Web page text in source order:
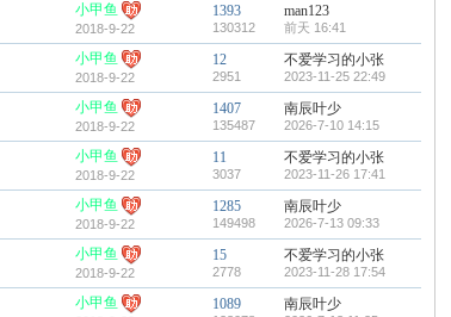
小甲鱼
2018-9-22
1393
130312
man123
前天 16:41
小甲鱼
2018-9-22
12
2951
不爱学习的小张
2023-11-25 22:49
小甲鱼
2018-9-22
1407
135487
南辰叶少
2026-7-10 14:15
小甲鱼
2018-9-22
11
3037
不爱学习的小张
2023-11-26 17:41
小甲鱼
2018-9-22
1285
149498
南辰叶少
2026-7-13 09:33
小甲鱼
2018-9-22
15
2778
不爱学习的小张
2023-11-28 17:54
小甲鱼 1089 南辰叶少